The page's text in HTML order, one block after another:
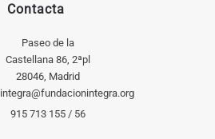
Contacta
Paseo de la
Castellana 86, 2ªpl
28046, Madrid
integra@fundacionintegra.org
915 713 155 / 56